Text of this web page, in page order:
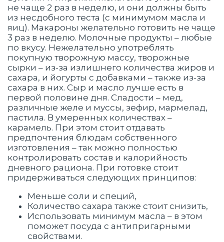
не чаще 2 раз в неделю, и они должны быть
из несдобного теста (с минимумом масла и
яиц). Макароны желательно готовить не чаще
3 раз в неделю. Молочные продукты – любые
по вкусу. Нежелательно употреблять
покупную творожную массу, творожные
сырки – из-за излишнего количества жиров и
сахара, и йогурты с добавками – также из-за
сахара в них. Сыр и масло лучше есть в
первой половине дня. Сладости – мед,
различные желе и муссы, зефир, мармелад,
пастила. В умеренных количествах –
карамель. При этом стоит отдавать
предпочтения блюдам собственного
изготовления – так можно полностью
контролировать состав и калорийность
дневного рациона. При готовке стоит
придерживаться следующих принципов:
Меньше соли и специй,
Количество сахара также стоит снизить,
Использовать минимум масла – в этом
поможет посуда с антипригарными
свойствами.